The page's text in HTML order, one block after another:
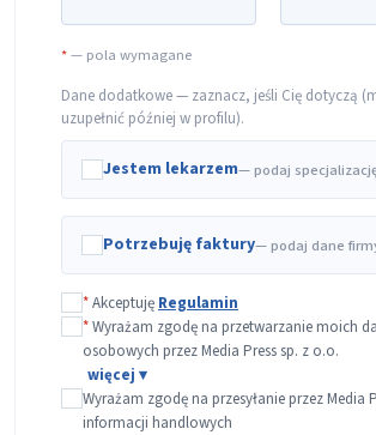
*— pola wymagane
Dane dodatkowe — zaznacz, jeśli Cię dotyczą
uzupełnić później w profilu).
Jestem lekarzem— podaj
Potrzebuję faktury— podaj dane
*Akceptuję Regulamin
*Wyrażam zgodę na przetwarzanie moich
osobowych przez Media Press sp. z o.o.
Wyrażam zgodę na przesyłanie przez Media
informacji handlowych